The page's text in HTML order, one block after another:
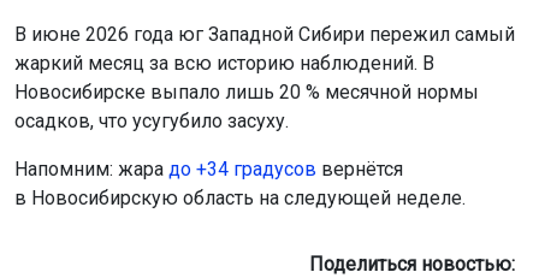
В июне 2026 года юг Западной Сибири пережил самый
жаркий месяц за всю историю наблюдений. В
Новосибирске выпало лишь 20 % месячной нормы
осадков, что усугубило засуху.
Напомним: жара до +34 градусов вернётся
в Новосибирскую область на следующей неделе.
Поделиться новостью: